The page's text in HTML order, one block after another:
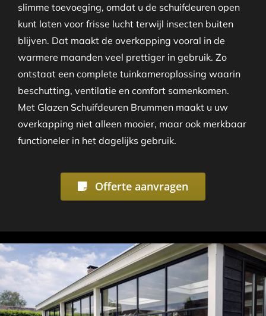
slimme toevoeging, omdat u de schuifdeuren open
kunt laten voor frisse lucht terwijl insecten buiten
blijven. Dat maakt de overkapping vooral in de
warmere maanden veel prettiger in gebruik. Zo
ontstaat een complete tuinkameroplossing waarin
beschutting, ventilatie en comfort samenkomen.
Met Glazen Schuifdeuren Brummen maakt u uw
overkapping niet alleen mooier, maar ook merkbaar
functioneler in het dagelijks gebruik.
Offerte aanvragen